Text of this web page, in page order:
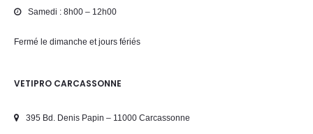
Samedi : 8h00 – 12h00
Fermé le dimanche et jours fériés
VETIPRO CARCASSONNE
395 Bd. Denis Papin – 11000 Carcassonne